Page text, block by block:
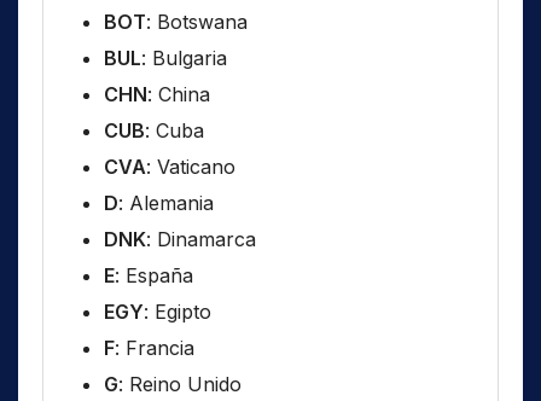
BOT: Botswana
BUL: Bulgaria
CHN: China
CUB: Cuba
CVA: Vaticano
D: Alemania
DNK: Dinamarca
E: España
EGY: Egipto
F: Francia
G: Reino Unido